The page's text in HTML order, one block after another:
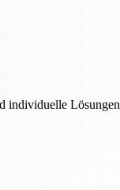
individuelle